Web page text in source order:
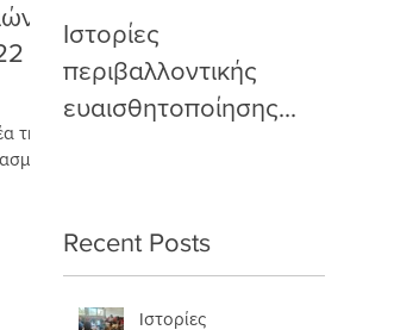
της
Ιστορίες
περιβαλλοντικής
ευαισθητοποίησης...
Recent Posts
Ιστορίες